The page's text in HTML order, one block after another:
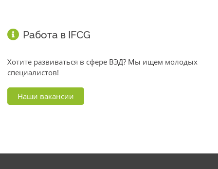
Работа в IFCG
Хотите развиваться в сфере ВЭД? Мы ищем молодых
специалистов!
Наши вакансии